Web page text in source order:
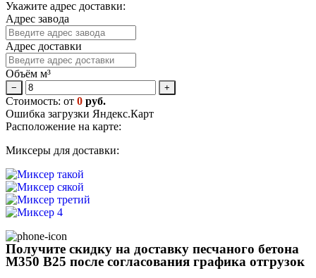
Укажите адрес доставки:
Адрес завода
Адрес доставки
Объём м³
− +
Стоимость: от 0 руб.
Ошибка загрузки Яндекс.Карт
Расположение на карте:
Миксеры для доставки:
Получите скидку на доставку песчаного бетона
М350 В25 после согласования графика отгрузок